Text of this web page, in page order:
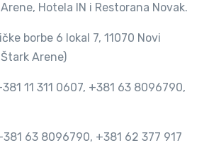
Hotela IN i Restorana Novak.
borbe 6 lokal 7, 11070 Novi
Arene)
11 311 0607, +381 63 8096790,
63 8096790, +381 62 377 917